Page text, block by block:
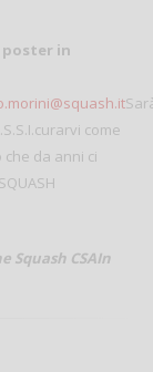
in
come
che da anni ci
Squash CSAIn